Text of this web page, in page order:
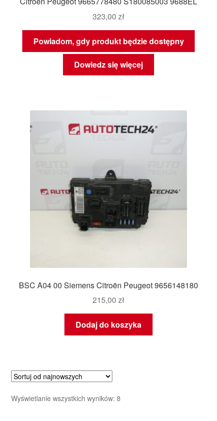
323,00 zł
Powiadom, gdy produkt będzie dostępny
Dowiedz się więcej
BSC A04 00 Siemens Citroën Peugeot 9656148180
215,00 zł
Dodaj do koszyka
Wyświetlanie wszystkich wyników: 8Posortowane